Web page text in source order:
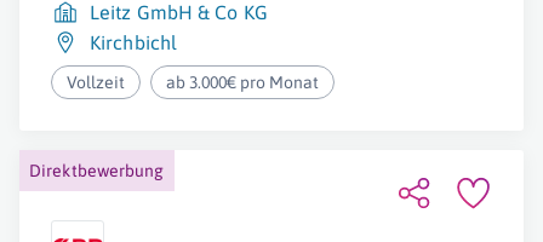
Leitz GmbH & Co KG
Kirchbichl
Vollzeit ab 3.000€ pro Monat
Direktbewerbung